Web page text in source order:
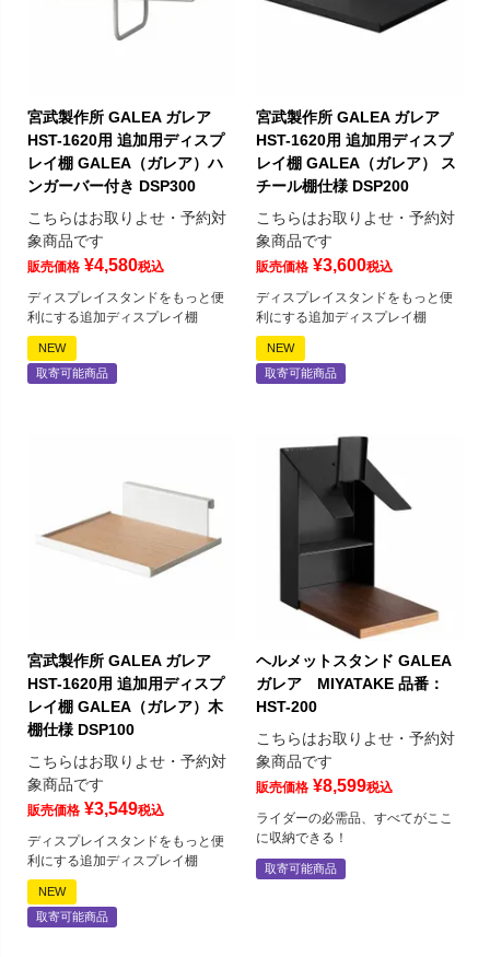
宮武製作所 GALEA ガレア
HST-1620用 追加用ディスプ
レイ棚 GALEA（ガレア）ハ
ンガーバー付き DSP300
こちらはお取りよせ・予約対
象商品です
販売価格 ¥4,580税込
ディスプレイスタンドをもっと便
利にする追加ディスプレイ棚
NEW
取寄可能商品
宮武製作所 GALEA ガレア
HST-1620用 追加用ディスプ
レイ棚 GALEA（ガレア） ス
チール棚仕様 DSP200
こちらはお取りよせ・予約対
象商品です
販売価格 ¥3,600税込
ディスプレイスタンドをもっと便
利にする追加ディスプレイ棚
NEW
取寄可能商品
宮武製作所 GALEA ガレア
HST-1620用 追加用ディスプ
レイ棚 GALEA（ガレア）木
棚仕様 DSP100
こちらはお取りよせ・予約対
象商品です
販売価格 ¥3,549税込
ディスプレイスタンドをもっと便
利にする追加ディスプレイ棚
NEW
取寄可能商品
ヘルメットスタンド GALEA
ガレア MIYATAKE 品番：
HST-200
こちらはお取りよせ・予約対
象商品です
販売価格 ¥8,599税込
ライダーの必需品、すべてがここ
に収納できる！
取寄可能商品